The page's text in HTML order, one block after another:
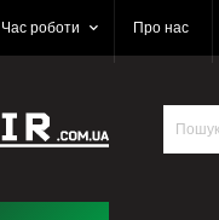
Час роботи Про нас